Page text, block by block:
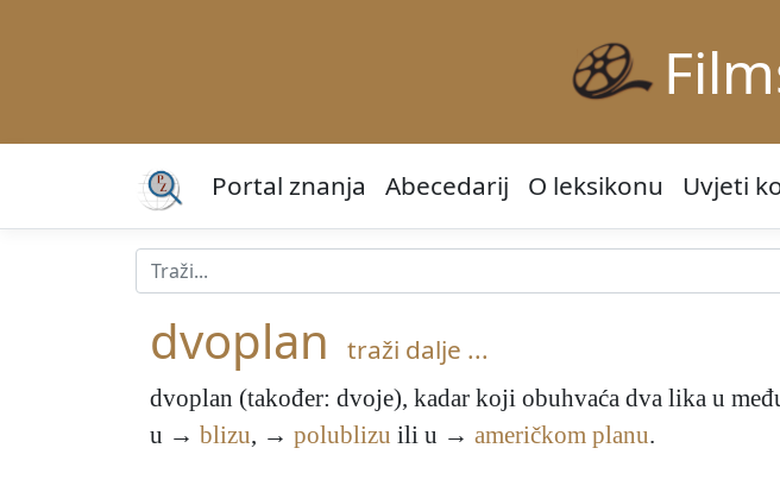
Portal znanja Abecedarij O leksikonu Uvjeti
dvoplan traži dalje ...
dvoplan (također: dvoje), kadar koji obuhvaća dva lika u
u → blizu, → polublizu ili u → američkom planu.